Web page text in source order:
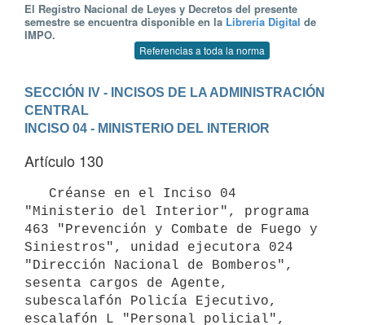
El Registro Nacional de Leyes y Decretos del presente
semestre se encuentra disponible en la Librería Digital de
IMPO.
Referencias a toda la norma
SECCIÓN IV - INCISOS DE LA ADMINISTRACIÓN
CENTRAL
INCISO 04 - MINISTERIO DEL INTERIOR
Artículo 130
"Ministerio del Interior", programa
463 "Prevención y Combate de Fuego y
Siniestros", unidad ejecutora 024
"Dirección Nacional de Bomberos",
sesenta cargos de Agente,
subescalafón Policía Ejecutivo,
escalafón L "Personal policial",